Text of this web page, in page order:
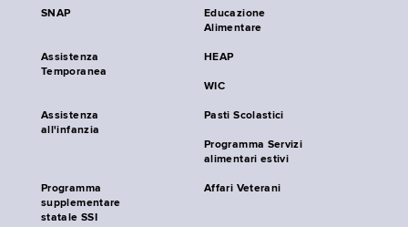
SNAP
Educazione
Alimentare
Assistenza
Temporanea
HEAP
WIC
Assistenza
all'infanzia
Pasti Scolastici
Programma Servizi
alimentari estivi
Programma
supplementare
statale SSI
Affari Veterani